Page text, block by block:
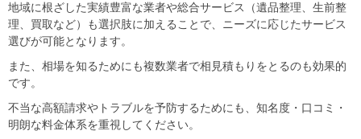
地域に根ざした実績豊富な業者や総合サービス（遺品整理、生前整
理、買取など）も選択肢に加えることで、ニーズに応じたサービス
選びが可能となります。
また、相場を知るためにも複数業者で相見積もりをとるのも効果的
です。
不当な高額請求やトラブルを予防するためにも、知名度・口コミ・
明朗な料金体系を重視してください。